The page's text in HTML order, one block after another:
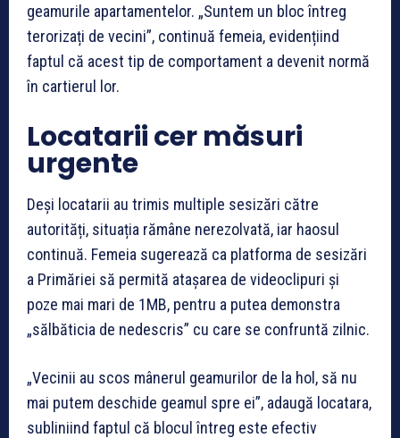
geamurile apartamentelor. „Suntem un bloc întreg
terorizați de vecini”, continuă femeia, evidențiind
faptul că acest tip de comportament a devenit normă
în cartierul lor.
Locatarii cer măsuri
urgente
Deși locatarii au trimis multiple sesizări către
autorități, situația rămâne nerezolvată, iar haosul
continuă. Femeia sugerează ca platforma de sesizări
a Primăriei să permită atașarea de videoclipuri și
poze mai mari de 1MB, pentru a putea demonstra
„sălbăticia de nedescris” cu care se confruntă zilnic.
„Vecinii au scos mânerul geamurilor de la hol, să nu
mai putem deschide geamul spre ei”, adaugă locatara,
subliniind faptul că blocul întreg este efectiv